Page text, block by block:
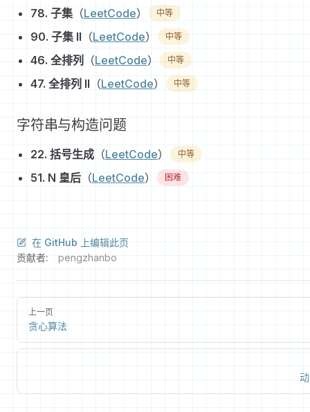
78. 子集 （LeetCode） 中等
90. 子集 II （LeetCode） 中等
46. 全排列 （LeetCode） 中等
47. 全排列 II （LeetCode） 中等
字符串与构造问题
22. 括号生成 （LeetCode） 中等
51. N 皇后 （LeetCode） 困难
在 GitHub 上编辑此页
贡献者:
pengzhanbo
上一页
贪心算法